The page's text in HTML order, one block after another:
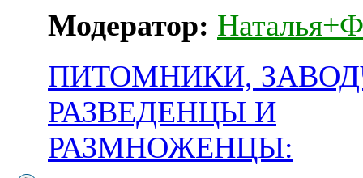
Модератор:
ПИТОМНИКИ,
РАЗВЕДЕНЦЫ И
РАЗМНОЖЕНЦЫ: